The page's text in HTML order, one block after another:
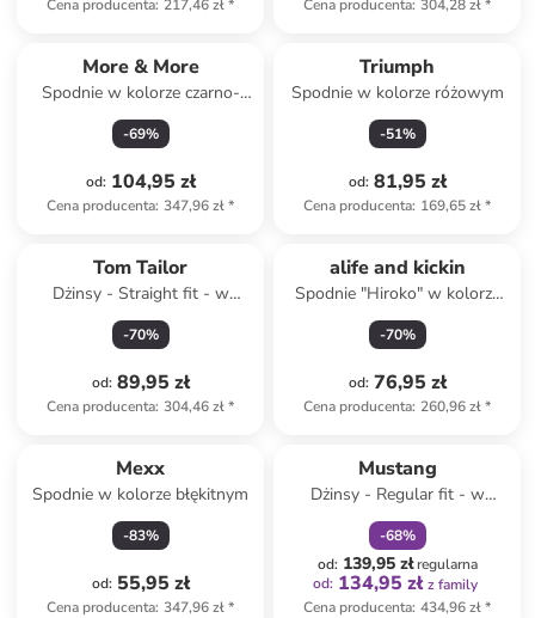
Cena producenta: 217,46 zł* Cena producenta: 304,28 zł*
More & More
Spodnie w kolorze czarno-
białym
-69%
od: 104,95 zł
Cena producenta: 347,96 zł*
Triumph
Spodnie w kolorze różowym
-51%
od: 81,95 zł
Cena producenta: 169,65 zł*
Tom Tailor
Dżinsy - Straight fit - w
kolorze granatowym
-70%
od: 89,95 zł
Cena producenta: 304,46 zł*
alife and kickin
Spodnie "Hiroko" w kolorze
zielonym
-70%
od: 76,95 zł
Cena producenta: 260,96 zł*
Mexx
Spodnie w kolorze błękitnym
-83%
od: 55,95 zł
Cena producenta: 347,96 zł*
Mustang
Dżinsy - Regular fit - w
kolorze błękitnym
-68%
od: 139,95 złregularna
od: 134,95 zł z family
Cena producenta: 434,96 zł*